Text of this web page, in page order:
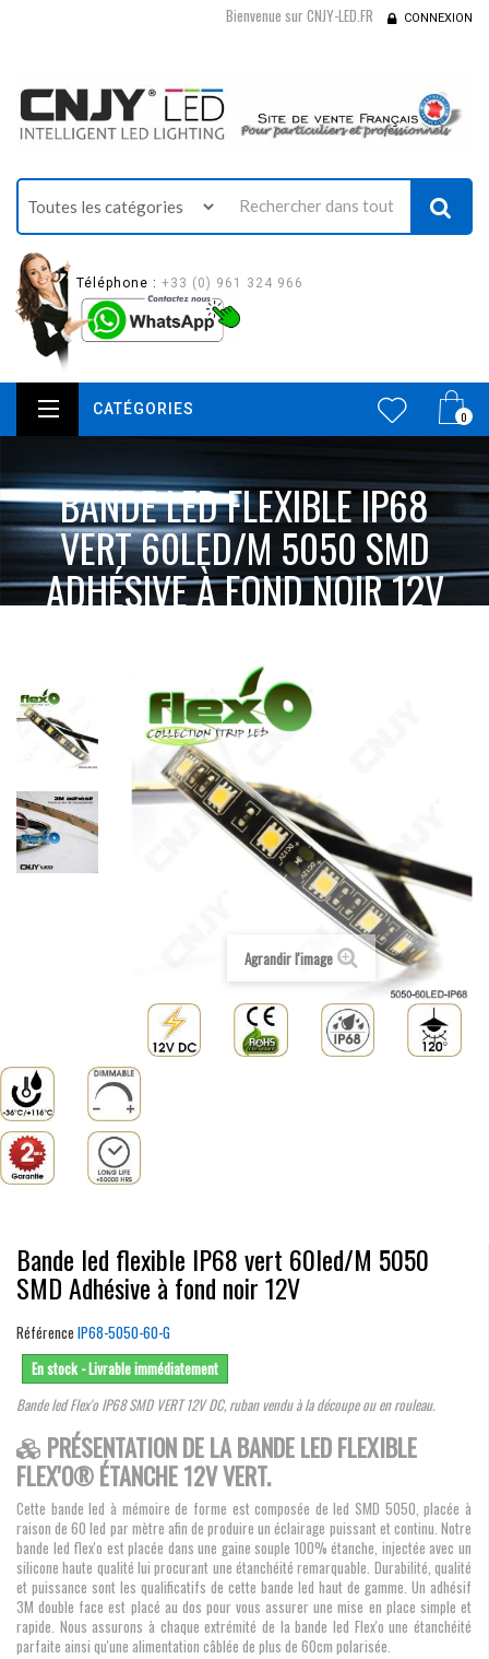
Bienvenue sur CNJY-LED.FR CONNEXION
Téléphone : +33 (0) 961 324 966
0
CATÉGORIES
BANDE LED FLEXIBLE IP68
VERT 60LED/M 5050 SMD
ADHÉSIVE À FOND NOIR 12V
Agrandir l'image
Bande led flexible IP68 vert 60led/M 5050
SMD Adhésive à fond noir 12V
Référence IP68-5050-60-G
En stock - Livrable immédiatement
Bande led Flex'o IP68 SMD VERT 12V DC, ruban vendu à la découpe ou en rouleau.
PRÉSENTATION DE LA BANDE LED FLEXIBLE
FLEX'O® ÉTANCHE 12V VERT.
Cette bande led à mémoire de forme est composée de led SMD 5050, placée à
raison de 60 led par mètre afin de produire un éclairage puissant et continu. Notre
bande led flex'o est placée dans une gaine souple 100% étanche, injectée avec un
silicone haute qualité lui procurant une étanchéité remarquable. Durabilité, qualité
et puissance sont les qualificatifs de cette bande led haut de gamme. Un adhésif
3M double face est placé au dos pour vous assurer une mise en place simple et
rapide. Nous assurons à chaque extrémité de la bande led Flex'o une étanchéité
parfaite ainsi qu'une alimentation câblée de plus de 60cm polarisée.